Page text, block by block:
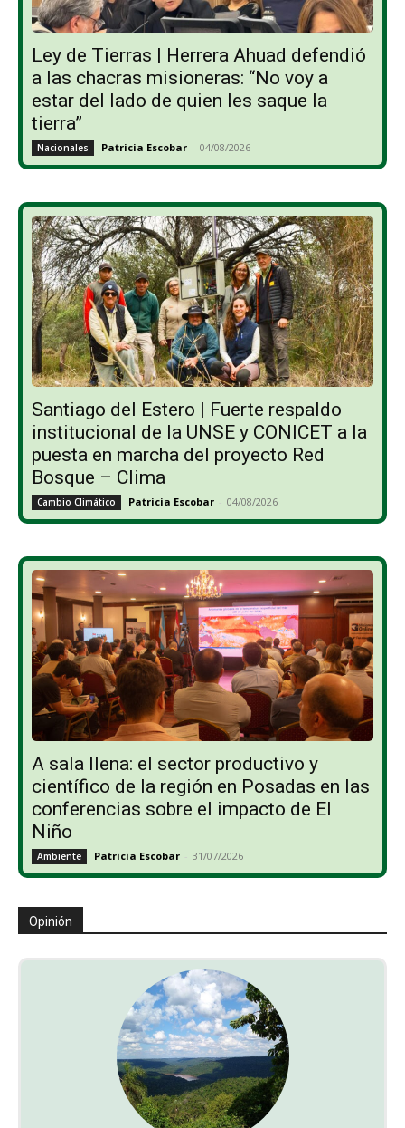
Ley de Tierras | Herrera Ahuad defendió
a las chacras misioneras: “No voy a
estar del lado de quien les saque la
tierra”
Nacionales Patricia Escobar - 04/08/2026
Santiago del Estero | Fuerte respaldo
institucional de la UNSE y CONICET a la
puesta en marcha del proyecto Red
Bosque – Clima
Cambio Climático Patricia Escobar - 04/08/2026
A sala llena: el sector productivo y
científico de la región en Posadas en las
conferencias sobre el impacto de El
Niño
Ambiente Patricia Escobar - 31/07/2026
Opinión